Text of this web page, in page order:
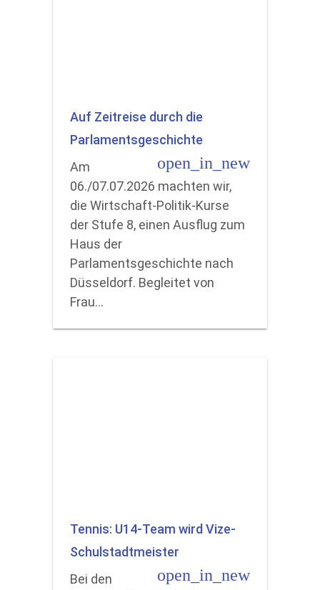
Auf Zeitreise durch die
Parlamentsgeschichte
open_in_new
Am
06./07.07.2026 machten wir,
die Wirtschaft-Politik-Kurse
der Stufe 8, einen Ausflug zum
Haus der
Parlamentsgeschichte nach
Düsseldorf. Begleitet von
Frau…
Tennis: U14-Team wird Vize-
Schulstadtmeister
open_in_new
Bei den